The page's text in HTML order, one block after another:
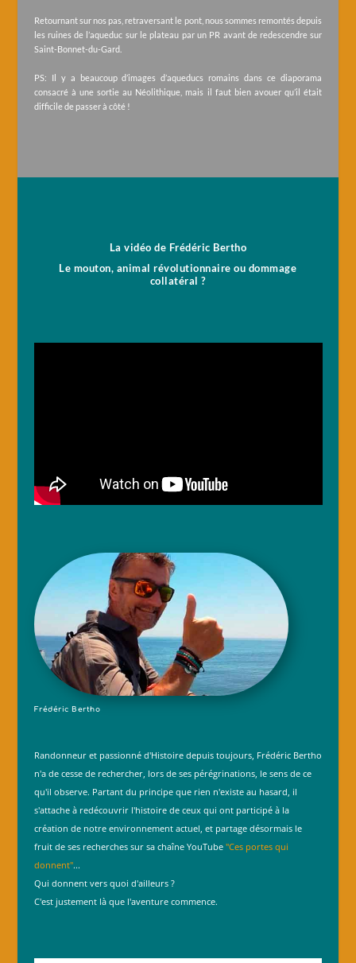
Retournant sur nos pas, retraversant le pont, nous sommes remontés depuis
les ruines de l’aqueduc sur le plateau par un PR avant de redescendre sur
Saint-Bonnet-du-Gard.
PS: Il y a beaucoup d’images d’aqueducs romains dans ce diaporama
consacré à une sortie au Néolithique, mais il faut bien avouer qu’il était
difficile de passer à côté !
La vidéo de Frédéric Bertho
Le mouton, animal révolutionnaire ou dommage
collatéral ?
Frédéric Bertho
Randonneur et passionné d'Histoire depuis toujours, Frédéric Bertho
n'a de cesse de rechercher, lors de ses pérégrinations, le sens de ce
qu'il observe. Partant du principe que rien n'existe au hasard, il
s'attache à redécouvrir l'histoire de ceux qui ont participé à la
création de notre environnement actuel, et partage désormais le
fruit de ses recherches sur sa chaîne YouTube "Ces portes qui
donnent"...
Qui donnent vers quoi d'ailleurs ?
C'est justement là que l'aventure commence.